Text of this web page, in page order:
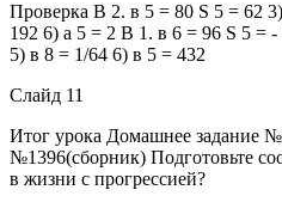
Проверка В 2. в 5 = 80 S 5 = 62
192 6) а 5 = 2 В 1. в 6 = 96 S 5 =
5) в 8 = 1/64 6) в 5 = 432
Слайд 11
Итог урока Домашнее задание
№1396(сборник) Подготовьте
в жизни с прогрессией?